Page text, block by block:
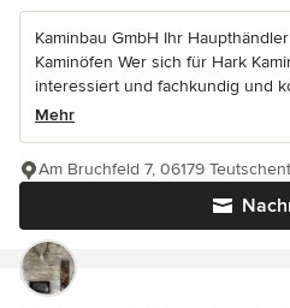
Kaminbau GmbH Ihr
Kaminöfen Wer sich für Hark
interessiert und fachkundig und
Mehr
Am Bruchfeld 7, 06179